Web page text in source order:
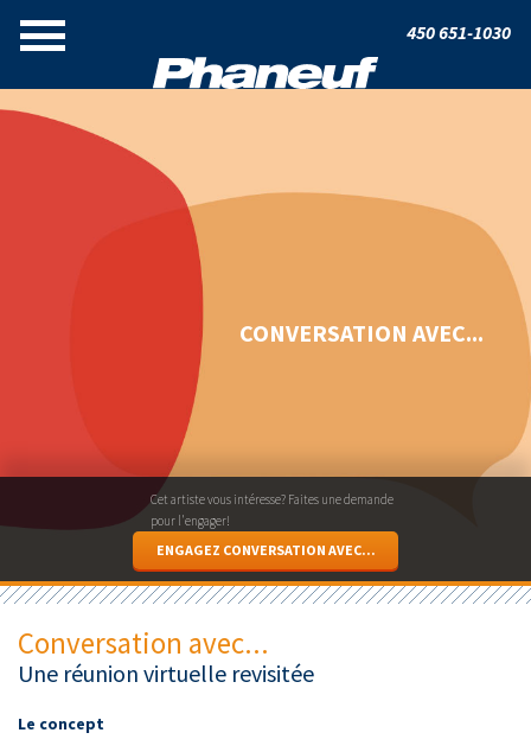
450 651-1030
CONVERSATION AVEC...
Cet artiste vous intéresse? Faites une demande
pour l'engager!
ENGAGEZ CONVERSATION AVEC...
Conversation avec...
Une réunion virtuelle revisitée
Le concept